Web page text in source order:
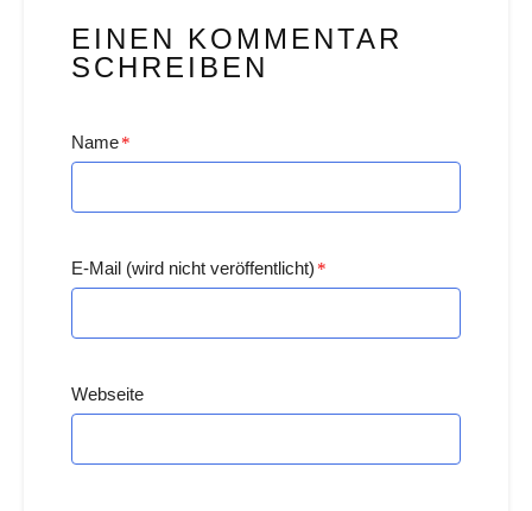
EINEN KOMMENTAR
SCHREIBEN
Name*
E-Mail (wird nicht veröffentlicht) *
Webseite